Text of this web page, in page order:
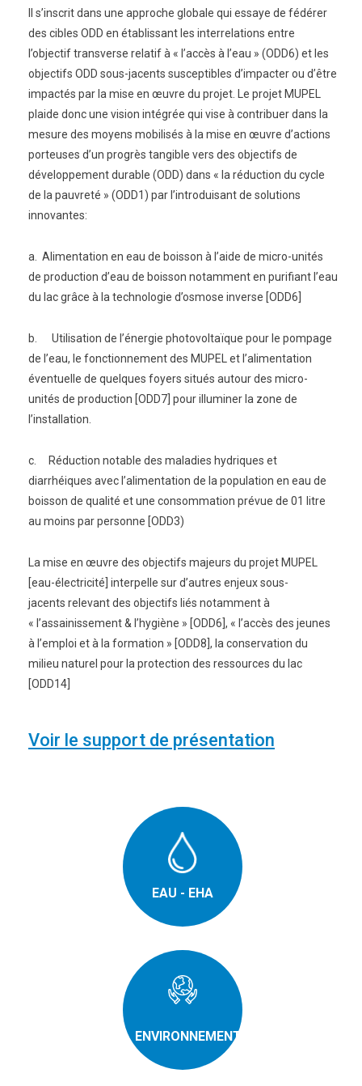
Il s’inscrit dans une approche globale qui essaye de fédérer
des cibles ODD en établissant les interrelations entre
l’objectif transverse relatif à « l’accès à l’eau » (ODD6) et les
objectifs ODD sous-jacents susceptibles d’impacter ou d’être
impactés par la mise en œuvre du projet. Le projet MUPEL
plaide donc une vision intégrée qui vise à contribuer dans la
mesure des moyens mobilisés à la mise en œuvre d’actions
porteuses d’un progrès tangible vers des objectifs de
développement durable (ODD) dans « la réduction du cycle
de la pauvreté » (ODD1) par l’introduisant de solutions
innovantes:
a. Alimentation en eau de boisson à l’aide de micro-unités
de production d’eau de boisson notamment en purifiant l’eau
du lac grâce à la technologie d’osmose inverse [ODD6]
b. Utilisation de l’énergie photovoltaïque pour le pompage
de l’eau, le fonctionnement des MUPEL et l’alimentation
éventuelle de quelques foyers situés autour des micro-
unités de production [ODD7] pour illuminer la zone de
l’installation.
c. Réduction notable des maladies hydriques et
diarrhéiques avec l’alimentation de la population en eau de
boisson de qualité et une consommation prévue de 01 litre
au moins par personne [ODD3)
La mise en œuvre des objectifs majeurs du projet MUPEL
[eau-électricité] interpelle sur d’autres enjeux sous-
jacents relevant des objectifs liés notamment à
« l’assainissement & l’hygiène » [ODD6], « l’accès des jeunes
à l’emploi et à la formation » [ODD8], la conservation du
milieu naturel pour la protection des ressources du lac
[ODD14]
Voir le support de présentation
EAU - EHA
ENVIRONNEMENT